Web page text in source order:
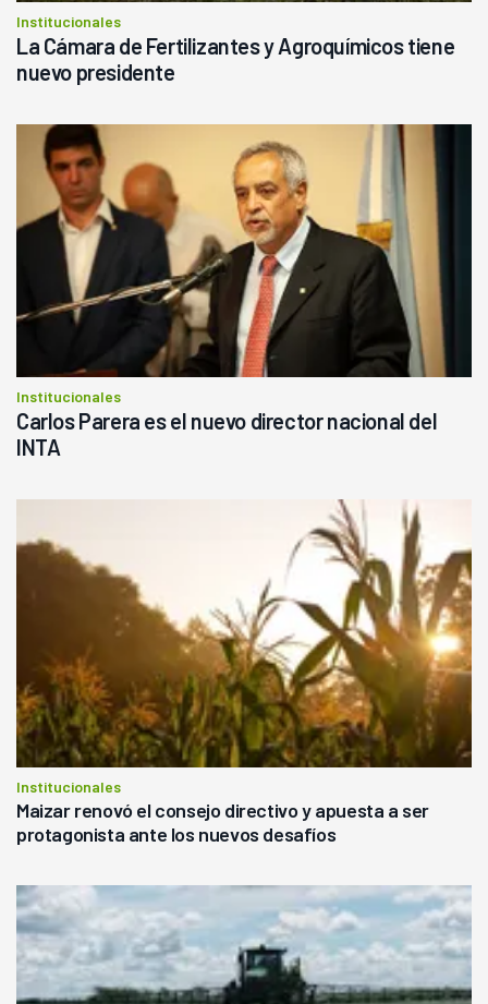
Institucionales
La Cámara de Fertilizantes y Agroquímicos tiene
nuevo presidente
Institucionales
Carlos Parera es el nuevo director nacional del
INTA
Institucionales
Maizar renovó el consejo directivo y apuesta a ser
protagonista ante los nuevos desafíos